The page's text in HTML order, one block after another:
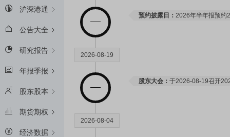
沪深港通
公告大全
研究报告
年报季报
股东股本
期货期权
经济数据
预约披露日： 2026年半年报预约
2026-08-19
股东大会： 于2026-08-19召开
2026-08-04